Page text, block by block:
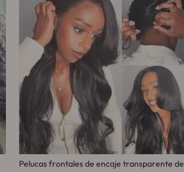
Pelucas frontales de encaje transparente de